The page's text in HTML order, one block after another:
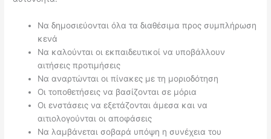
Να δημοσιεύονται όλα τα διαθέσιμα προς συμπλήρωση
κενά
Να καλούνται οι εκπαιδευτικοί να υποβάλλουν
αιτήσεις προτιμήσεις
Να αναρτώνται οι πίνακες με τη μοριοδότηση
Οι τοποθετήσεις να βασίζονται σε μόρια
Οι ενστάσεις να εξετάζονται άμεσα και να
αιτιολογούνται οι αποφάσεις
Να λαμβάνεται σοβαρά υπόψη η συνέχεια του